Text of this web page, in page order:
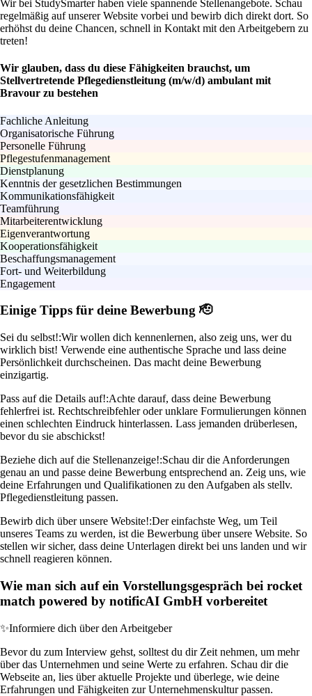
Wir bei StudySmarter haben viele spannende Stellenangebote. Schau
regelmäßig auf unserer Website vorbei und bewirb dich direkt dort. So
erhöhst du deine Chancen, schnell in Kontakt mit den Arbeitgebern zu
treten!
Wir glauben, dass du diese Fähigkeiten brauchst, um
Stellvertretende Pflegedienstleitung (m/w/d) ambulant mit
Bravour zu bestehen
Fachliche Anleitung
Organisatorische Führung
Personelle Führung
Pflegestufenmanagement
Dienstplanung
Kenntnis der gesetzlichen Bestimmungen
Kommunikationsfähigkeit
Teamführung
Mitarbeiterentwicklung
Eigenverantwortung
Kooperationsfähigkeit
Beschaffungsmanagement
Fort- und Weiterbildung
Engagement
Einige Tipps für deine Bewerbung 🫡
Sei du selbst!:Wir wollen dich kennenlernen, also zeig uns, wer du
wirklich bist! Verwende eine authentische Sprache und lass deine
Persönlichkeit durchscheinen. Das macht deine Bewerbung
einzigartig.
Pass auf die Details auf!:Achte darauf, dass deine Bewerbung
fehlerfrei ist. Rechtschreibfehler oder unklare Formulierungen können
einen schlechten Eindruck hinterlassen. Lass jemanden drüberlesen,
bevor du sie abschickst!
Beziehe dich auf die Stellenanzeige!:Schau dir die Anforderungen
genau an und passe deine Bewerbung entsprechend an. Zeig uns, wie
deine Erfahrungen und Qualifikationen zu den Aufgaben als stellv.
Pflegedienstleitung passen.
Bewirb dich über unsere Website!:Der einfachste Weg, um Teil
unseres Teams zu werden, ist die Bewerbung über unsere Website. So
stellen wir sicher, dass deine Unterlagen direkt bei uns landen und wir
schnell reagieren können.
Wie man sich auf ein Vorstellungsgespräch bei rocket
match powered by notificAI GmbH vorbereitet
✨Informiere dich über den Arbeitgeber
Bevor du zum Interview gehst, solltest du dir Zeit nehmen, um mehr
über das Unternehmen und seine Werte zu erfahren. Schau dir die
Webseite an, lies über aktuelle Projekte und überlege, wie deine
Erfahrungen und Fähigkeiten zur Unternehmenskultur passen.